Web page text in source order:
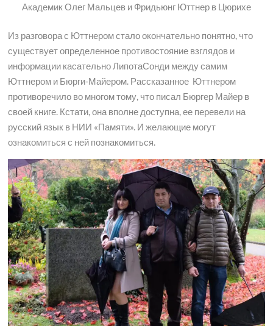
Академик Олег Мальцев и Фридьюнг Юттнер в Цюрихе
Из разговора с Юттнером стало окончательно понятно, что
существует определенное противостояние взглядов и
информации касательно ЛипотаСонди между самим
Юттнером и Бюрги-Майером. Рассказанное Юттнером
противоречило во многом тому, что писал Бюргер Майер в
своей книге. Кстати, она вполне доступна, ее перевели на
русский язык в НИИ «Памяти». И желающие могут
ознакомиться с ней познакомиться.